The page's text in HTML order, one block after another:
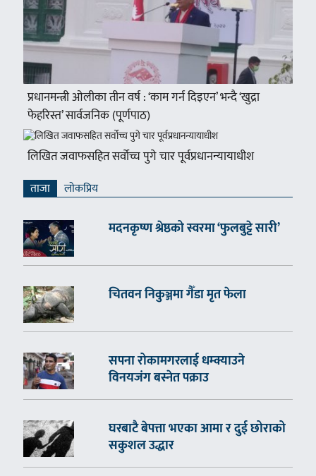
प्रधानमन्त्री ओलीका तीन वर्ष : ‘काम गर्न दिइएन’ भन्दै ‘खुद्रा
फेहरिस्त’ सार्वजनिक (पूर्णपाठ)
लिखित जवाफसहित सर्वोच्च पुगे चार पूर्वप्रधानन्यायाधीश
ताजा लाेकप्रिय
मदनकृष्ण श्रेष्ठको स्वरमा ‘फुलबुट्टे सारी’
चितवन निकुञ्जमा गैँडा मृत फेला
सपना रोकामगरलाई धम्क्याउने
विनयजंग बस्नेत पक्राउ
घरबाटै बेपत्ता भएका आमा र दुई छोराको
सकुशल उद्धार